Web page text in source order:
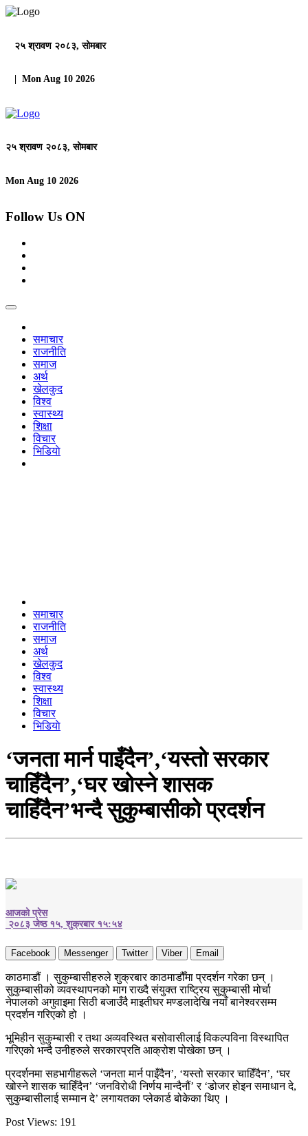
२५ श्रावण २०८३, सोमबार
| Mon Aug 10 2026
२५ श्रावण २०८३, सोमबार
Mon Aug 10 2026
Follow Us ON
समाचार
राजनीति
समाज
अर्थ
खेलकुद
विश्व
स्वास्थ्य
शिक्षा
विचार
भिडियाे
समाचार
राजनीति
समाज
अर्थ
खेलकुद
विश्व
स्वास्थ्य
शिक्षा
विचार
भिडियाे
‘जनता मार्न पाइँदैन’,‘यस्तो सरकार
चाहिँदैन’,‘घर खोस्ने शासक
चाहिँदैन’भन्दै सुकुम्बासीको प्रदर्शन
आजको प्रेस
२०८३ जेष्ठ १५, शुक्रबार १५:५४
Facebook Messenger Twitter Viber Email
काठमाडौं । सुकुम्बासीहरुले शुक्रबार काठमाडौँमा प्रदर्शन गरेका छन् ।
सुकुम्बासीको व्यवस्थापनको माग राख्दै संयुक्त राष्ट्रिय सुकुम्बासी मोर्चा
नेपालको अगुवाइमा सिठी बजाउँदै माइतीघर मण्डलादेखि नयाँ बानेश्वरसम्म
प्रदर्शन गरिएको हो ।
भूमिहीन सुकुम्बासी र तथा अव्यवस्थित बसोवासीलाई विकल्पविना विस्थापित
गरिएको भन्दै उनीहरुले सरकारप्रति आक्रोश पोखेका छन् ।
प्रदर्शनमा सहभागीहरूले ‘जनता मार्न पाइँदैन’, ‘यस्तो सरकार चाहिँदैन’, ‘घर
खोस्ने शासक चाहिँदैन’ ‘जनविरोधी निर्णय मान्दैनौं’ र ‘डोजर होइन समाधान दे,
सुकुम्बासीलाई सम्मान दे’ लगायतका प्लेकार्ड बोकेका थिए ।
Post Views: 191